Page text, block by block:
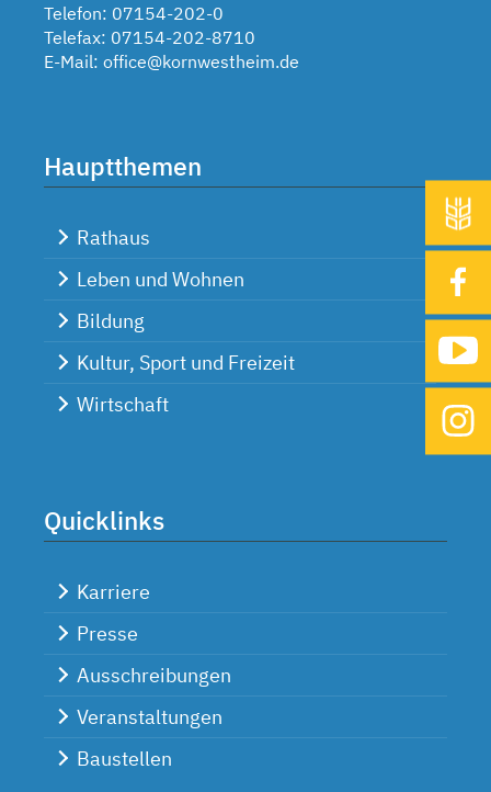
Telefon: 07154-202-0
Telefax: 07154-202-8710
E-Mail: office@kornwestheim.de
Hauptthemen
Rathaus
Leben und Wohnen
Bildung
Kultur, Sport und Freizeit
Wirtschaft
Quicklinks
Karriere
Presse
Ausschreibungen
Veranstaltungen
Baustellen